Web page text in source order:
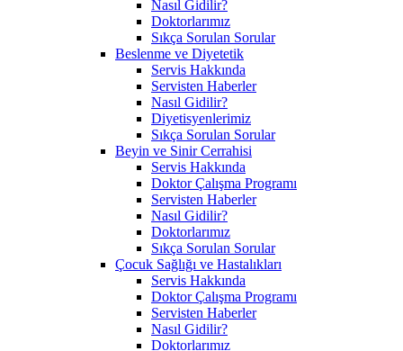
Nasıl Gidilir?
Doktorlarımız
Sıkça Sorulan Sorular
Beslenme ve Diyetetik
Servis Hakkında
Servisten Haberler
Nasıl Gidilir?
Diyetisyenlerimiz
Sıkça Sorulan Sorular
Beyin ve Sinir Cerrahisi
Servis Hakkında
Doktor Çalışma Programı
Servisten Haberler
Nasıl Gidilir?
Doktorlarımız
Sıkça Sorulan Sorular
Çocuk Sağlığı ve Hastalıkları
Servis Hakkında
Doktor Çalışma Programı
Servisten Haberler
Nasıl Gidilir?
Doktorlarımız